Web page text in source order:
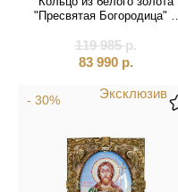
"Пресвятая Богородица" с
119 985р.
83 990 р.
Эксклюзив
- 30%